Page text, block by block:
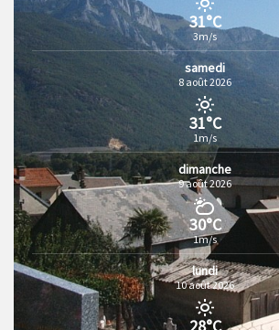
31°C
3m/s
samedi
8 août 2026
31°C
1m/s
dimanche
9 août 2026
30°C
1m/s
lundi
10 août 2026
28°C